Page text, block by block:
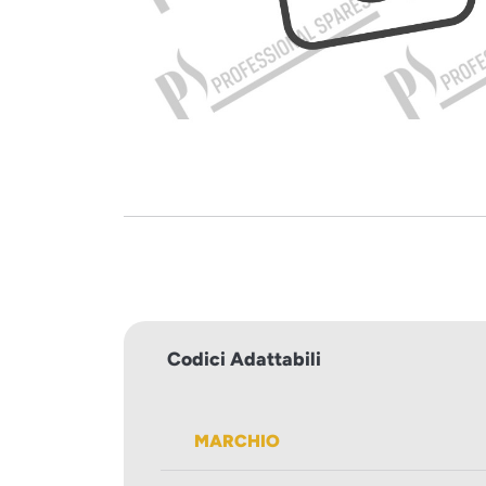
Codici Adattabili
MARCHIO